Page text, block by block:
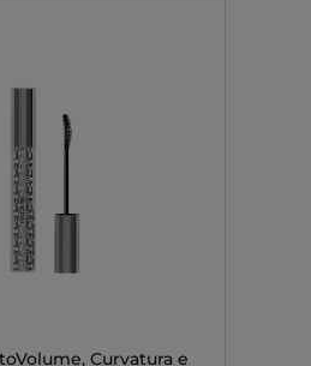
Curvatura e